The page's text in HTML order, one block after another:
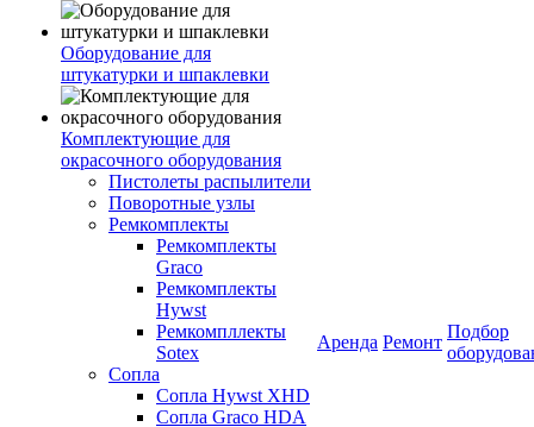
Оборудование для
штукатурки и шпаклевки
Комплектующие для
окрасочного оборудования
Пистолеты распылители
Поворотные узлы
Ремкомплекты
Ремкомплекты
Graco
Ремкомплекты
Hywst
Ремкомпллекты
Sotex
Сопла
Сопла Hywst XHD
Сопла Graco HDA
Аренда Ремонт
Подбор